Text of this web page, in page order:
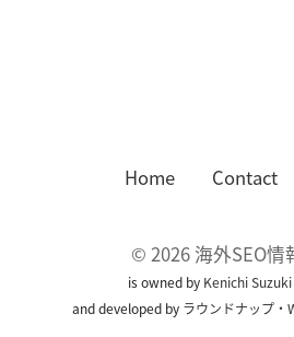
Home Contact
© 2026 海外SEO情
is owned by Kenichi Suzuki
and developed by ラウンドナップ・